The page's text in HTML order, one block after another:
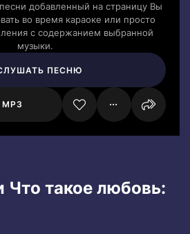
добавленный на страницу Вы
во время караоке или просто
с содержанием выбранной
музыки.
ПЕСНЮ
Что такое любовь: